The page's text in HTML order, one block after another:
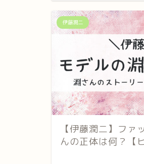
伊藤潤二
【伊藤潤二】ファ
んの正体は何？【